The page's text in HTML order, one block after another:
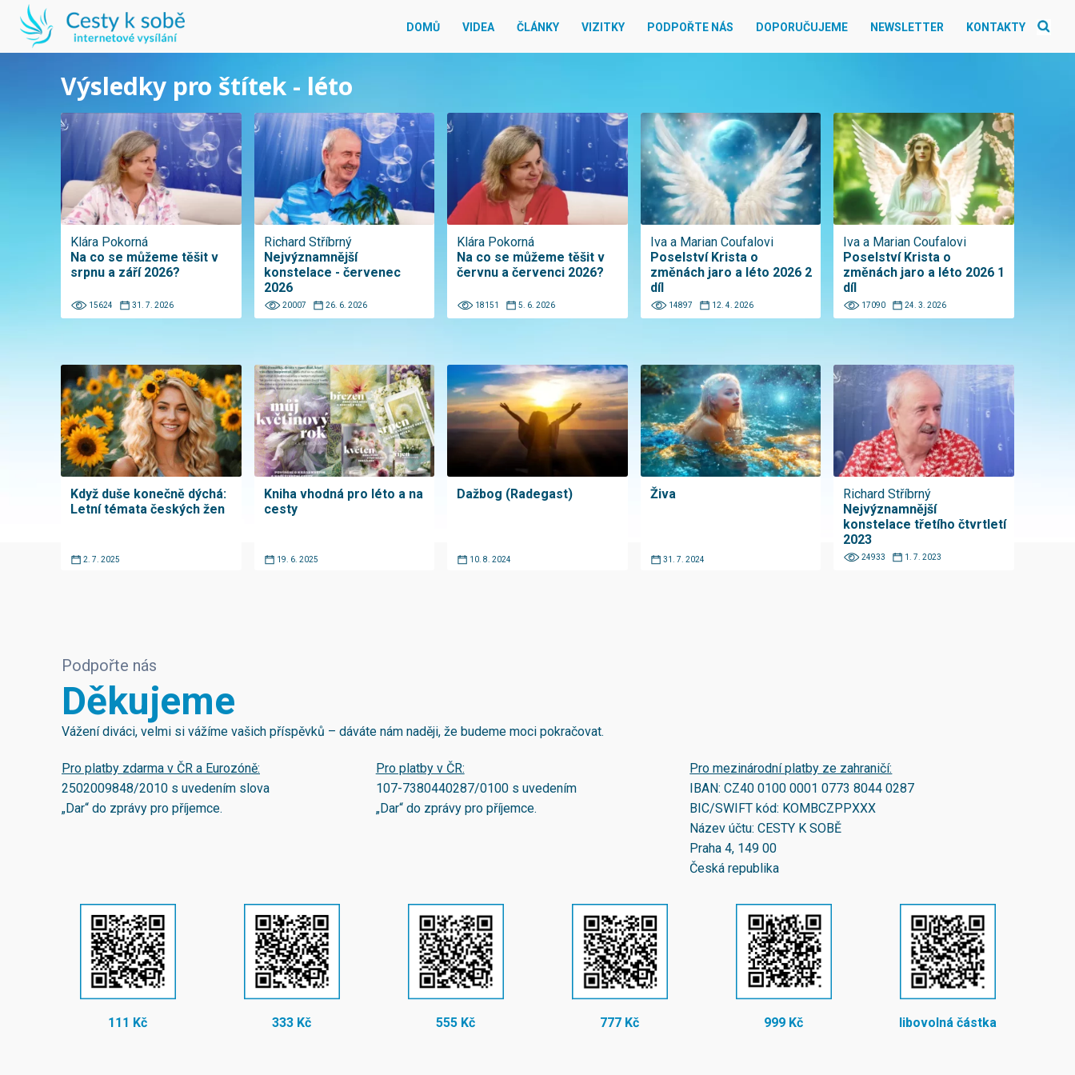
DOMŮ VIDEA ČLÁNKY VIZITKY PODPOŘTE NÁS DOPORUČUJEME NEWSLETTER KONTAKTY
Výsledky pro štítek - léto
Klára Pokorná
Na co se můžeme těšit v
srpnu a září 2026?
15624 31. 7. 2026
Richard Stříbrný
Nejvýznamnější
konstelace - červenec
2026
20007 26. 6. 2026
Klára Pokorná
Na co se můžeme těšit v
červnu a červenci 2026?
18151 5. 6. 2026
Iva a Marian Coufalovi
Poselství Krista o
změnách jaro a léto 2026 2
díl
14897 12. 4. 2026
Iva a Marian Coufalovi
Poselství Krista o
změnách jaro a léto 2026 1
díl
17090 24. 3. 2026
Když duše konečně dýchá:
Letní témata českých žen
2. 7. 2025
Kniha vhodná pro léto a na
cesty
19. 6. 2025
Dažbog (Radegast)
10. 8. 2024
Živa
31. 7. 2024
Richard Stříbrný
Nejvýznamnější
konstelace třetího čtvrtletí
2023
24933 1. 7. 2023
Podpořte nás
Děkujeme
Vážení diváci, velmi si vážíme vašich příspěvků – dáváte nám naději, že budeme moci pokračovat.
Pro platby zdarma v ČR a Eurozóně:
2502009848/2010 s uvedením slova
„Dar“ do zprávy pro příjemce.
Pro platby v ČR:
107-7380440287/0100s uvedením
„Dar“ do zprávy pro příjemce.
Pro mezinárodní platby ze zahraničí:
IBAN:CZ40 0100 0001 0773 8044 0287
BIC/SWIFT kód: KOMBCZPPXXX
Název účtu: CESTY K SOBĚ
Praha 4, 149 00
Česká republika
111 Kč 333 Kč 555 Kč 777 Kč 999 Kč libovolná částka